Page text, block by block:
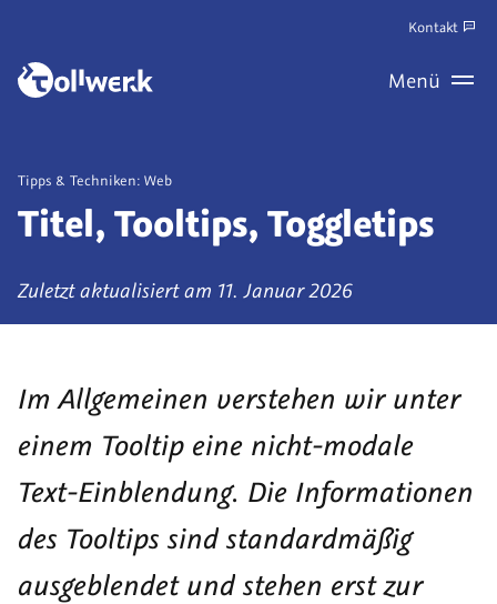
Zum
Menü
Kontakt
Titel, Tooltips, Toggletips
Veröffentlicht
Tipps & Techniken: Web
Zuletzt aktualisiert am 11. Januar 2026
Im Allgemeinen verstehen wir unter
einem Tooltip eine nicht-modale
Text-Einblendung. Die Informationen
des Tooltips sind standardmäßig
ausgeblendet und stehen erst zur